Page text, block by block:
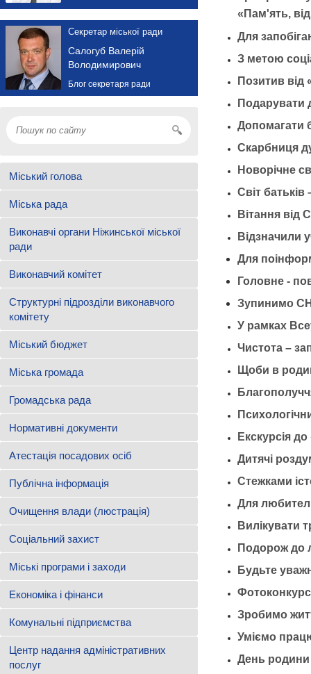
Секретар міської ради
Салогуб Валерій
Володимирович
Блог секретаря ради
Міський голова
Міська рада
Виконавчі органи Ніжинської міської
ради
Виконавчий комітет
Структурні підрозділи виконавчого
комітету
Міський бюджет
Міська громада
Громадська рада
Нормативні документи
Атестація посадових осіб
Публічна інформація
Очищення влади (люстрація)
Соціальний захист
Міські програми і заходи
Економіка і фінанси
Комунальні підприємства
Центр надання адміністративних
послуг
«Пам'ять,
Для
З метою
Позитив від
Подарувати
Допомагати
Скарбниця
Новорічне
Світ батьків
Вітання від
Відзначили
Для
Головне -
Зупинимо
У рамках
Чистота –
Щоби в
Екскурсія
Дитячі
Стежками
Для
Вилікувати
Подорож до
Будьте
Фотоконкурс
Зробимо
Уміємо
День родини